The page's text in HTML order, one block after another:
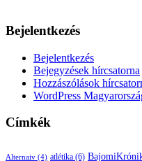
Bejelentkezés
Bejelentkezés
Bejegyzések hírcsatorna
Hozzászólások
WordPress
Címkék
Alternaiv (4) atlétika (6)